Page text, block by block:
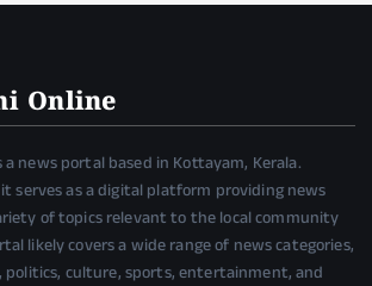
Online
a news portal based in Kottayam, Kerala.
serves as a digital platform providing news
of topics relevant to the local community
likely covers a wide range of news categories,
politics, culture, sports, entertainment, and